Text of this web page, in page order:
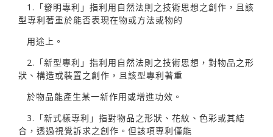
1.「發明專利」指利用自然法則之技術思想之創作，且該
型專利著重於能否表現在物或方法或物的
用途上。
2.「新型專利」指利用自然法則之技術思想，對物品之形
狀、構造或裝置之創作，且該型專利著重
於物品能產生某一新作用或增進功效。
3.「新式樣專利」指對物品之形狀、花紋、色彩或其結
合，透過視覺訴求之創作。但該項專利僅能